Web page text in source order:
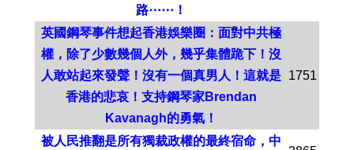
路⋯⋯！
英國鋼琴事件想起香港娛樂圈：面對中共極
權，除了少數幾個人外，幾乎集體跪下！沒
人敢站起來發聲！沒有一個真男人！這就是
香港的悲哀！支持鋼琴家Brendan
Kavanagh的勇氣！
1751
被人民推翻是所有獨裁政權的最終宿命，中